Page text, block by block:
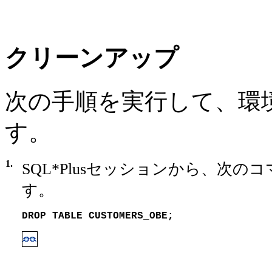
クリーンアップ
次の手順を実行して、
す。
1.
SQL*Plusセッションから、次の
す。
DROP TABLE CUSTOMERS_OBE;